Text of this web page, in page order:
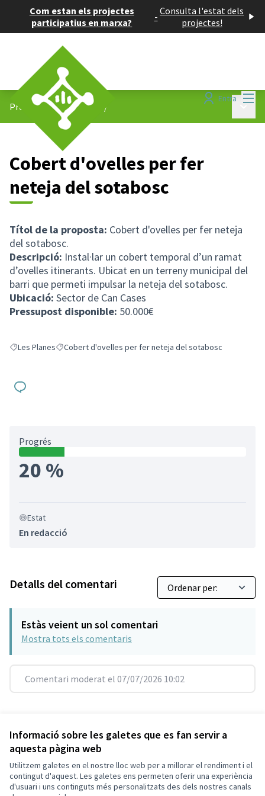
Informació sobre les galetes que es fan servir a
aquesta pàgina web
Utilitzem galetes en el nostre lloc web per a millorar el rendiment i el
contingut d'aquest. Les galetes ens permeten oferir una experiència
d'usuari i uns continguts més personalitzats des dels nostres canals
Com estan els projectes
participatius en marxa?
- Consulta l'estat dels
projectes!
Entra
Projectes participatius /
Cobert d'ovelles per fer
neteja del sotabosc
Títol de la proposta: Cobert d'ovelles per fer neteja
del sotabosc.
Descripció: Instal·lar un cobert temporal d’un ramat
d’ovelles itinerants. Ubicat en un terreny municipal del
barri que permeti impulsar la neteja del sotabosc.
Ubicació: Sector de Can Cases
Pressupost disponible: 50.000€
Resultats en filtrar per: Les Planes
Les PlanesResultats en filtrar per: Cobert d'ovelles per fer neteja del
Cobert d'ovelles per fer neteja del sotabosc
Progrés
20 %
Estat
En redacció
Detalls del comentari
Estàs veient un sol comentari
Mostra tots els comentaris
Comentari moderat el 07/07/2026 10:02
Versió 3(de 3) veure altres versions
Termes i condicions d'ús
Configuració de les galetes
Decidim Sant Cugat a X
Decidim Sant Cugat a Facebook
Decidim Sant Cugat a Instagram
Decidim Sant Cugat a GitHub